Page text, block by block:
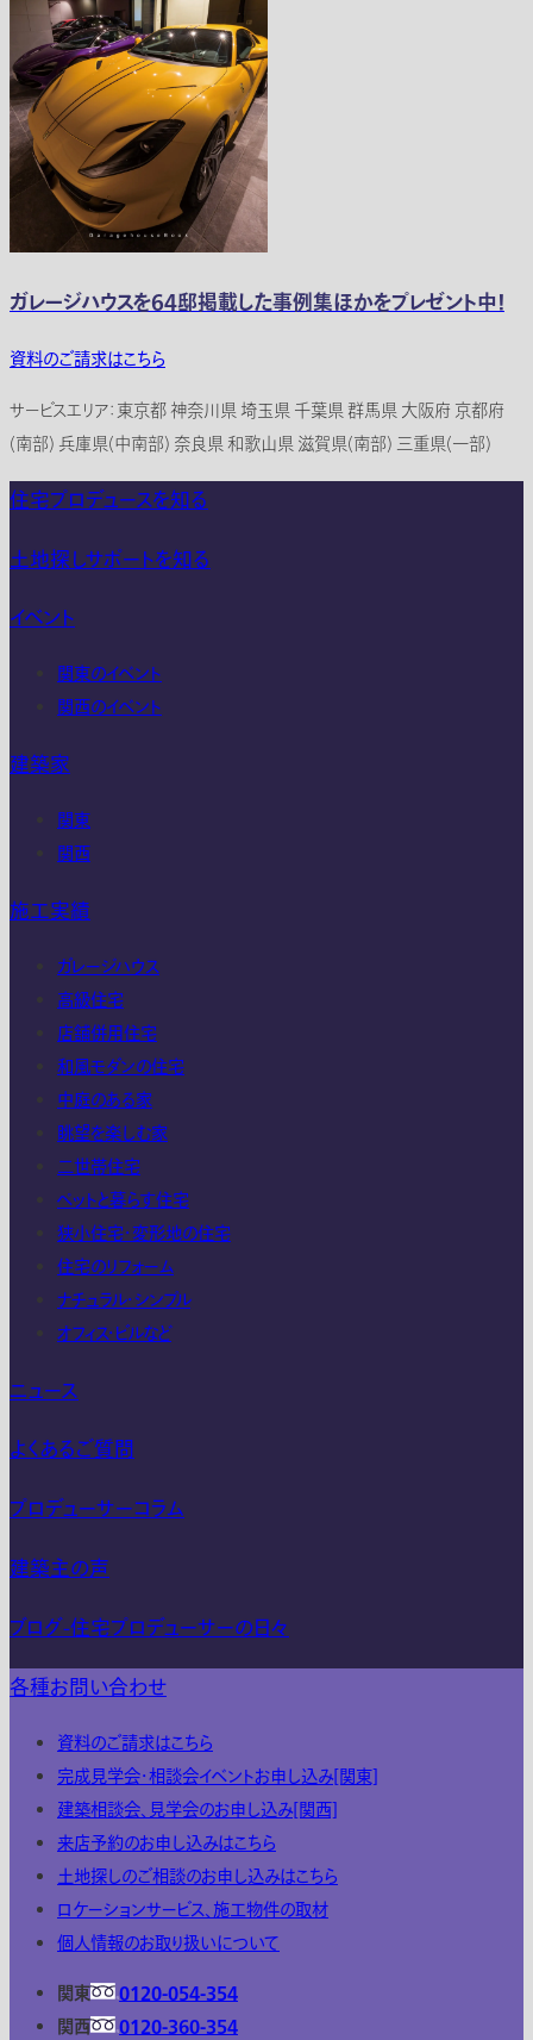
ガレージハウスを64邸掲載した事例集ほかをプレゼント中！
資料のご請求はこちら
サービスエリア：東京都 神奈川県 埼玉県 千葉県 群馬県 大阪府 京都府
(南部) 兵庫県(中南部) 奈良県 和歌山県 滋賀県(南部) 三重県(一部)
住宅プロデュースを知る
土地探しサポートを知る
イベント
関東のイベント
関西のイベント
建築家
関東
関西
施工実績
ガレージハウス
高級住宅
店舗併用住宅
和風モダンの住宅
中庭のある家
眺望を楽しむ家
二世帯住宅
ペットと暮らす住宅
狭小住宅・変形地の住宅
住宅のリフォーム
ナチュラル・シンプル
オフィス・ビルなど
ニュース
よくあるご質問
プロデューサーコラム
建築主の声
ブログ-住宅プロデューサーの日々
各種お問い合わせ
資料のご請求はこちら
完成見学会・相談会イベントお申し込み[関東]
建築相談会、見学会のお申し込み[関西]
来店予約のお申し込みはこちら
土地探しのご相談のお申し込みはこちら
ロケーションサービス、施工物件の取材
個人情報のお取り扱いについて
関東
0120-054-354
関西
0120-360-354